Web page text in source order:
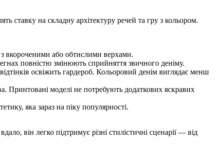
ставку на складну архітектуру речей та гру з кольором.
вкороченими або обтислими верхами.
повністю змінюють сприйняття звичного деніму.
освіжить гардероб. Кольоровий денім виглядає менш
моделі не потребують додаткових яскравих
яка зараз на піку популярності.
він легко підтримує різні стилістичні сценарії — від